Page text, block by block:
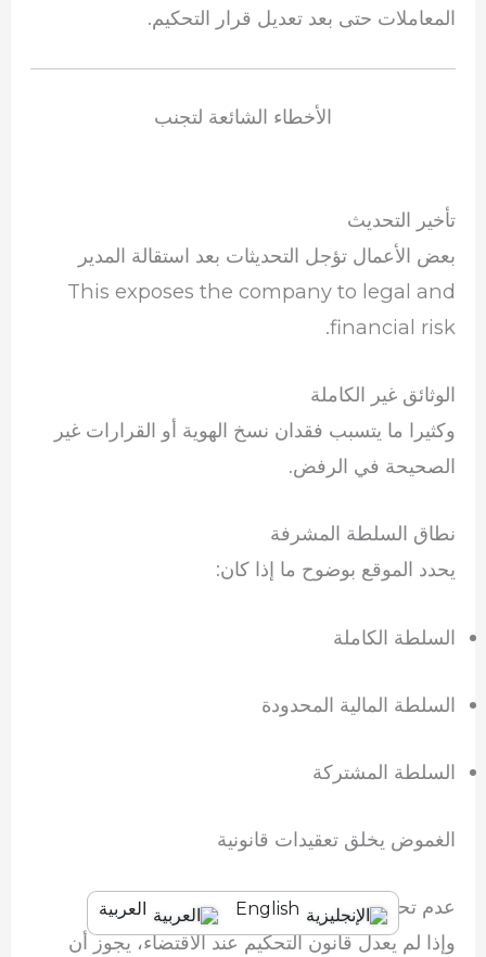
المعاملات حتى بعد تعديل قرار التحكيم.
الأخطاء الشائعة لتجنب
تأخير التحديث
بعض الأعمال تؤجل التحديثات بعد استقالة المدير
This exposes the company to legal and
financial risk.
الوثائق غير الكاملة
وكثيرا ما يتسبب فقدان نسخ الهوية أو القرارات غير
الصحيحة في الرفض.
نطاق السلطة المشرفة
يحدد الموقع بوضوح ما إذا كان:
السلطة الكاملة
السلطة المالية المحدودة
السلطة المشتركة
الغموض يخلق تعقيدات قانونية
عدم تحديث مواد الرابطة
وإذا لم يعدل قانون التحكيم عند الاقتضاء، يجوز أن
English العربية